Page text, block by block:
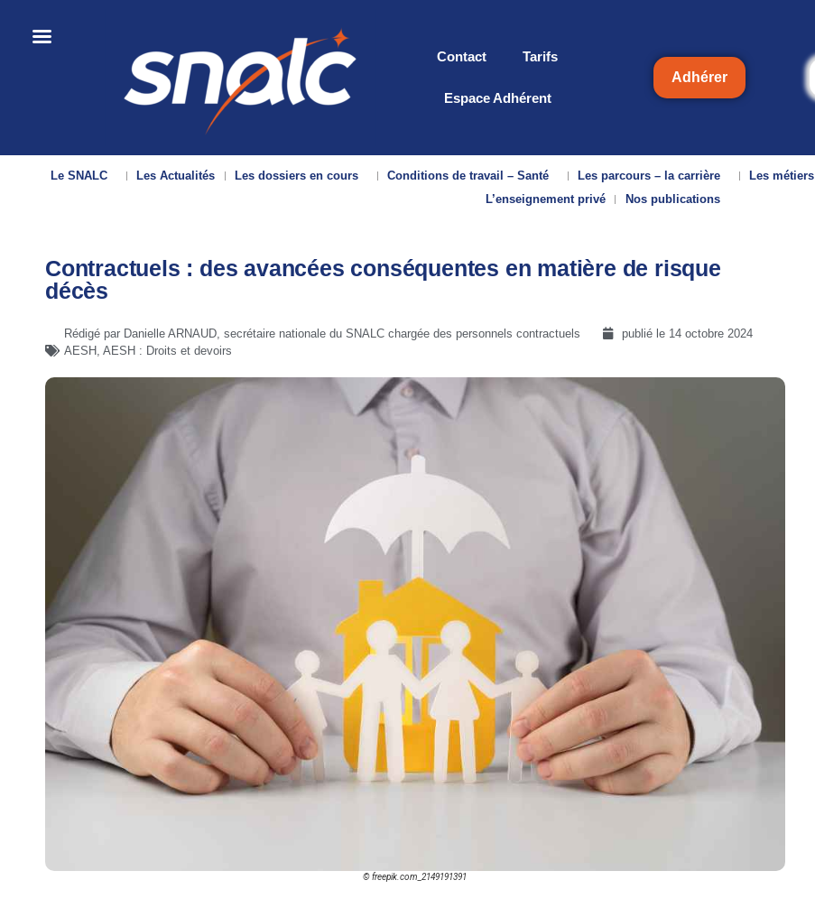
Contact Tarifs
Espace Adhérent
Adhérer
Le SNALC Les Actualités Les dossiers en cours Conditions de travail – Santé Les parcours – la carrière Les métiers
L’enseignement privé
Nos publications
Contractuels : des avancées conséquentes en matière de risque
décès
Rédigé par Danielle ARNAUD, secrétaire nationale du SNALC chargée des personnels contractuels publié le 14 octobre 2024
AESH , AESH : Droits et devoirs
© freepik.com_2149191391